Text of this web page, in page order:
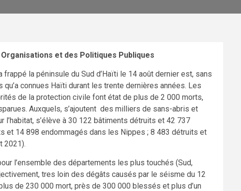
et des Politiques Publiques
la péninsule du Sud d’Haïti le 14 août dernier est, sans
connues Haïti durant les trente dernières années. Les
de la protection civile font état de plus de 2 000 morts,
Auxquels, s’ajoutent des milliers de sans-abris et
s’élève à 30 122 bâtiments détruits et 42 737
et 14 898 endommagés dans les Nippes ; 8 483 détruits et
2021).
l’ensemble des départements les plus touchés (Sud,
tres loin des dégâts causés par le séisme du 12
de 230 000 mort, près de 300 000 blessés et plus d’un